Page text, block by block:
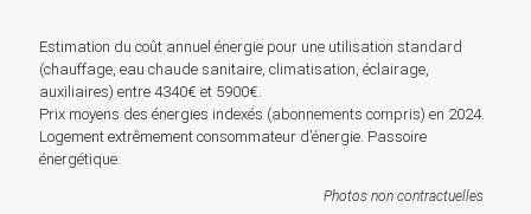
Estimation du coût annuel énergie pour une utilisation standard
(chauffage, eau chaude sanitaire, climatisation, éclairage,
auxiliaires) entre 4340€ et 5900€.
Prix moyens des énergies indexés (abonnements compris) en 2024.
Logement extrêmement consommateur d’énergie. Passoire
énergétique.
Photos non contractuelles